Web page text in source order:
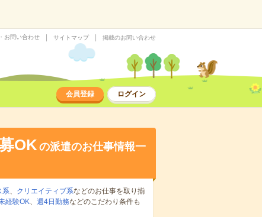
お問い合わせ サイトマップ 掲載のお問い合わせ
会員登録 ログイン
OKの派遣のお仕事情報一
系、 クリエイティブ系などのお仕事を取り揃
経験OK、 週4日勤務などのこだわり条件も